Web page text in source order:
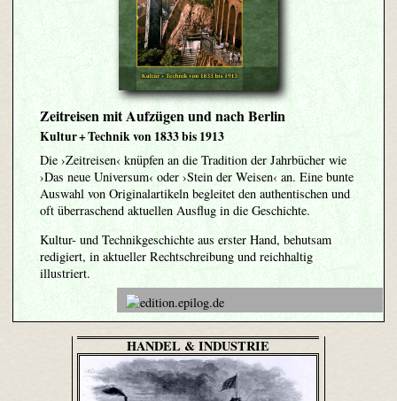
Zeitreisen mit Aufzügen und nach Berlin
Kultur + Technik von 1833 bis 1913
Die ›Zeitreisen‹ knüpfen an die Tradition der Jahrbücher wie
›Das neue Universum‹ oder ›Stein der Weisen‹ an. Eine bunte
Auswahl von Originalartikeln begleitet den authentischen und
oft überraschend aktuellen Ausflug in die Geschichte.
Kultur- und Technikgeschichte aus erster Hand, behutsam
redigiert, in aktueller Rechtschreibung und reichhaltig
illustriert.
HANDEL & INDUSTRIE